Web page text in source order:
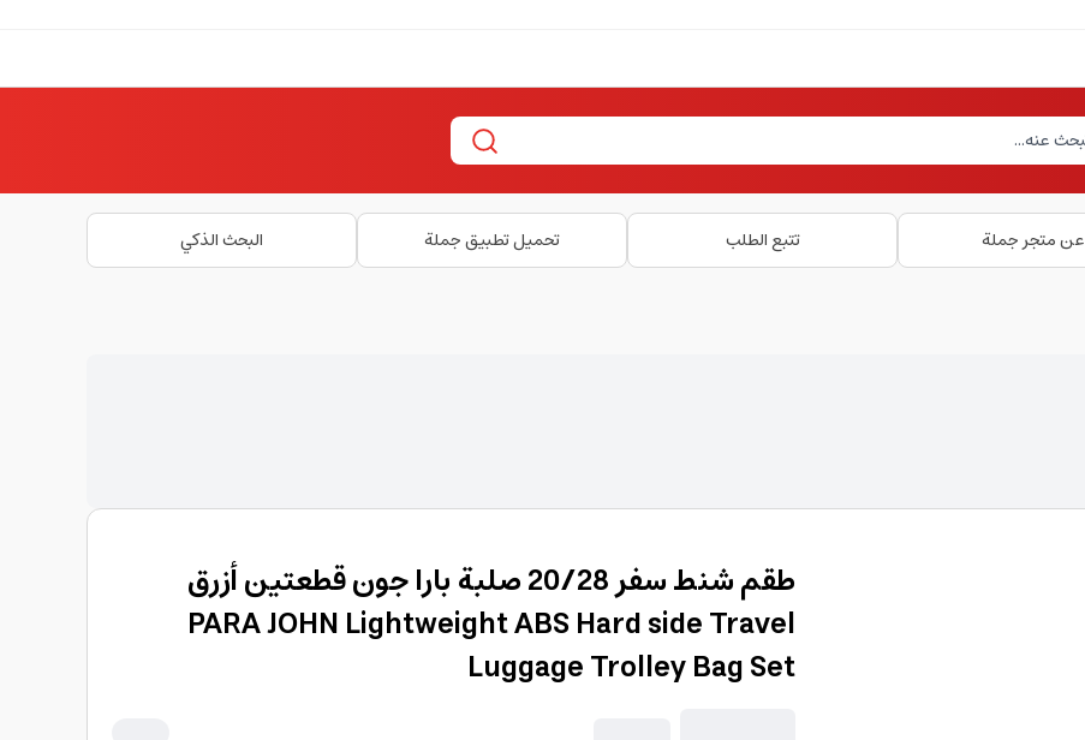
عن متجر جملة تتبع الطلب تحميل تطبيق جملة البحث الذكي
طقم شنط سفر 20/28 صلبة بارا جون قطعتين أزرق
PARA JOHN Lightweight ABS Hard side Travel
Luggage Trolley Bag Set